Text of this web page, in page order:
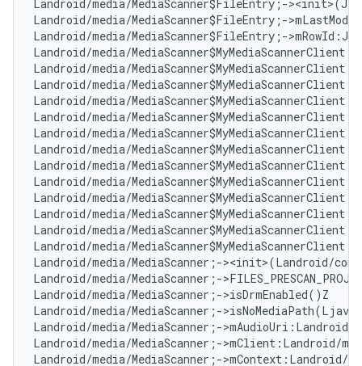
Landroid/media/MediaScanner$FileEntry;-
Landroid/media/MediaScanner$FileEntry;-
Landroid/media/MediaScanner$FileEntry;-
Landroid/media/
Landroid/media/
Landroid/media/
Landroid/media/
Landroid/media/
Landroid/media/
Landroid/media/
Landroid/media/
Landroid/media/
Landroid/media/
Landroid/media/
Landroid/media/
Landroid/media/
Landroid/media/MediaScanner;-
Landroid/media/MediaScanner;-
Landroid/media/MediaScanner;->isDrmEnabled()Z
Landroid/media/MediaScanner;-
Landroid/media/MediaScanner;-
Landroid/media/MediaScanner;->mClient:Landroid/
Landroid/media/MediaScanner;-